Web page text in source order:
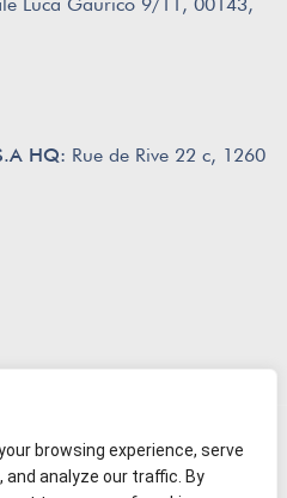
browsing experience, serve
analyze our traffic. By
HQ: Rue de Rive 22 c, 1260
Creatives